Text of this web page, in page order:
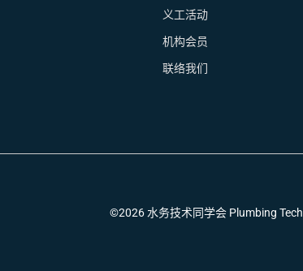
义工活动
机构会员
联络我们
©2026 水务技术同学会 Plumbing